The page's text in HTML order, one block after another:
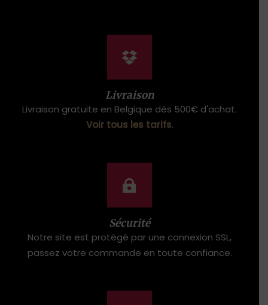
Livraison
Livraison gratuite en Belgique dès 500€ d'achat.
Voir tous les tarifs.
Sécurité
Notre site est protégé par une connexion SSL,
passez votre commande en toute confiance.